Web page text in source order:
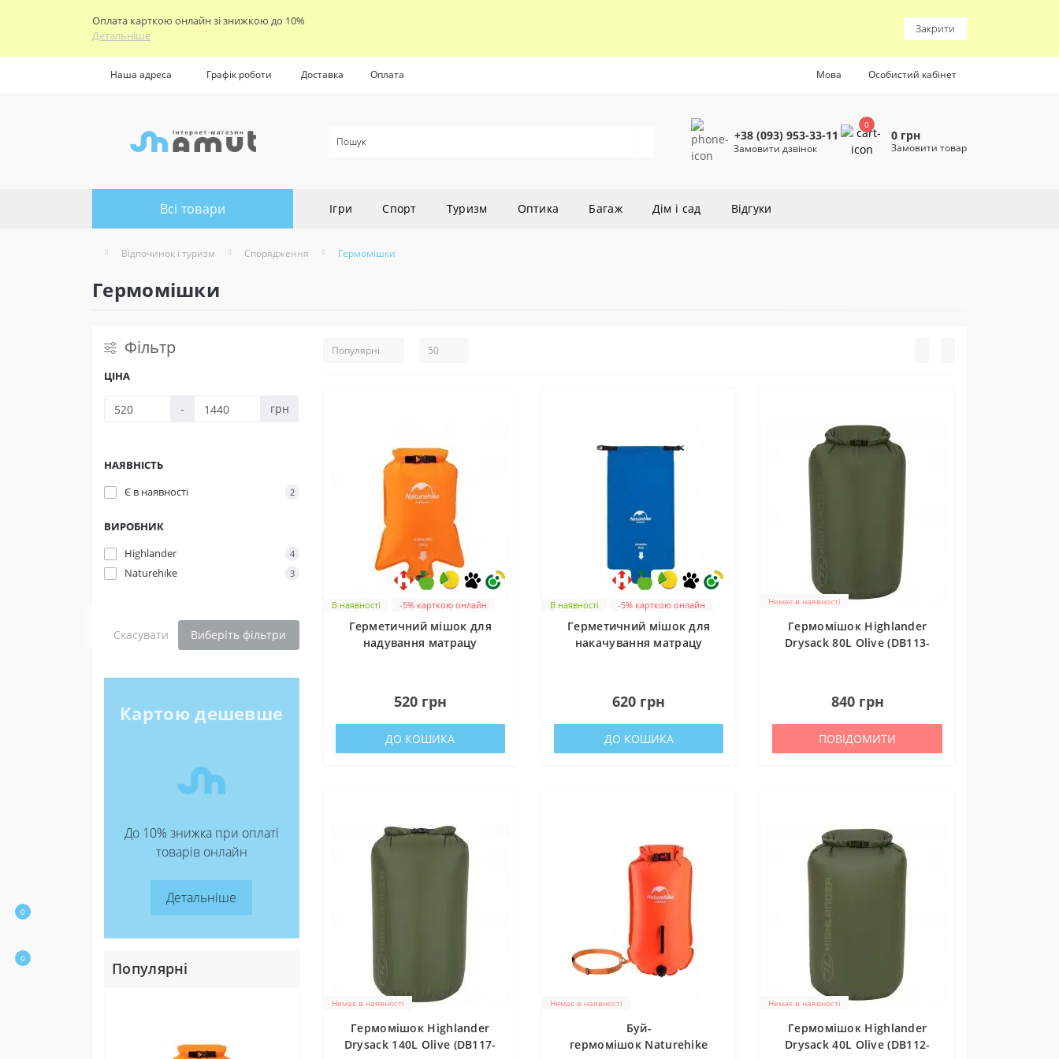
0
0
Оплата карткою онлайн зі знижкою до 10%
Детальніше
Закрити
Наша адреса Графік роботи Доставка Оплата Мова Особистий кабінет
+38 (093) 953-33-11
Замовити дзвінок
0
0 грн
Замовити товар
Всі товари Ігри Cпорт Туризм Оптика Багаж Дім і сад Відгуки
Відпочинок і туризм Спорядження Гермомішки
Гермомішки
Фільтр
ЦІНА
- грн
НАЯВНІСТЬ
Є в наявності
2
ВИРОБНИК
Highlander
4
Naturehike 3
Скасувати Виберіть фільтри
Картою дешевше
До 10% знижка при оплаті
товарів онлайн
Детальніше
Популярні
В наявності -5% карткою онлайн
Герметичний мішок для
надування матрацу
520 грн
ДО КОШИКА
В наявності -5% карткою онлайн
Герметичний мішок для
накачування матрацу
620 грн
ДО КОШИКА
Немає в наявності
Гермомішок Highlander
Drysack 80L Olive (DB113-
840 грн
ПОВІДОМИТИ
Немає в наявності
Гермомішок Highlander
Drysack 140L Olive (DB117-
Немає в наявності
Буй-
гермомішок Naturehike
Немає в наявності
Гермомішок Highlander
Drysack 40L Olive (DB112-
Підтримати Збройні Сили України